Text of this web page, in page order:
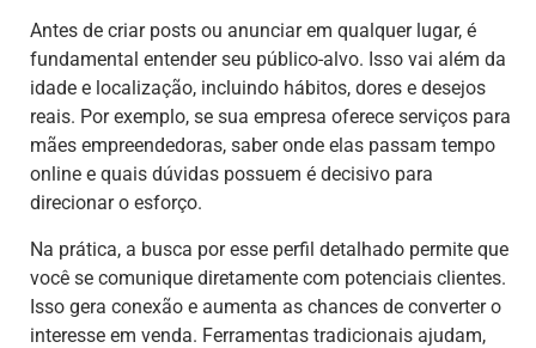
Antes de criar posts ou anunciar em qualquer lugar, é
fundamental entender seu público-alvo. Isso vai além da
idade e localização, incluindo hábitos, dores e desejos
reais. Por exemplo, se sua empresa oferece serviços para
mães empreendedoras, saber onde elas passam tempo
online e quais dúvidas possuem é decisivo para
direcionar o esforço.
Na prática, a busca por esse perfil detalhado permite que
você se comunique diretamente com potenciais clientes.
Isso gera conexão e aumenta as chances de converter o
interesse em venda. Ferramentas tradicionais ajudam,